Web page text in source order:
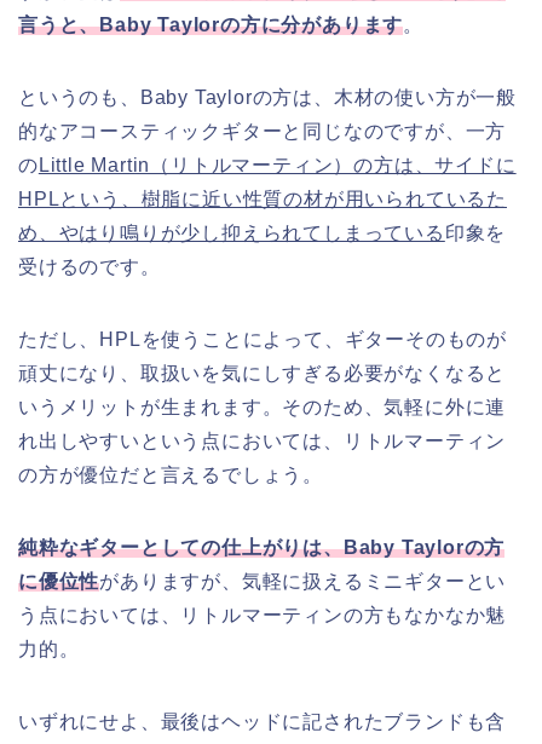
言うと、Baby Taylorの方に分があります。
というのも、Baby Taylorの方は、木材の使い方が一般
的なアコースティックギターと同じなのですが、一方
の Little Martin（リトルマーティン）の方は、サイドに
HPLという、樹脂に近い性質の材が用いられているた
め、やはり鳴りが少し抑えられてしまっている 印象を
受けるのです。
ただし、HPLを使うことによって、ギターそのものが
頑丈になり、取扱いを気にしすぎる必要がなくなると
いうメリットが生まれます。そのため、気軽に外に連
れ出しやすいという点においては、リトルマーティン
の方が優位だと言えるでしょう。
純粋なギターとしての仕上がりは、Baby Taylorの方
に優位性がありますが、気軽に扱えるミニギターとい
う点においては、リトルマーティンの方もなかなか魅
力的。
いずれにせよ、最後はヘッドに記されたブランドも含